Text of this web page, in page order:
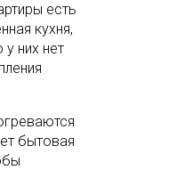
есть
кухня,
у них нет
бытовая